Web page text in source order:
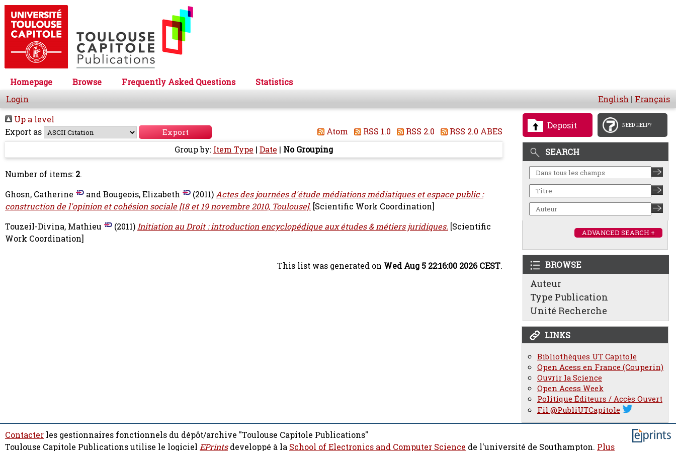
Homepage Browse Frequently Asked Questions
Statistics
Login
English | Français
Deposit NEED HELP?
SEARCH
ADVANCED SEARCH +
BROWSE
Auteur
Type Publication
Unité Recherche
LINKS
Bibliothèques UT Capitole
Open Acess en France (Couperin)
Ouvrir la Science
Open Acess Week
Politique Éditeurs / Accès Ouvert
Fil @PubliUTCapitole
Up a level
Export as
Atom RSS 1.0 RSS 2.0
RSS 2.0 ABES
Group by: Item Type | Date | No Grouping
Number of items: 2.
Ghosn, Catherine
andBougeois, Elizabeth (2011)Actes des journées d'étude médiations médiatiques et espace public :
construction de l'opinion et cohésion sociale [18 et 19 novembre 2010, Toulouse]. [Scientific Work Coordination]
Touzeil-Divina, Mathieu
(2011)Initiation au Droit : introduction encyclopédique aux études & métiers juridiques. [Scientific
Work Coordination]
This list was generated on Wed Aug 5 22:16:00 2026 CEST.
Contacter les gestionnaires fonctionnels du dépôt/archive "Toulouse Capitole Publications"
Toulouse Capitole Publications utilise le logiciel EPrintsdeveloppé à la School of Electronics and Computer Science de l'université de Southampton. Plus